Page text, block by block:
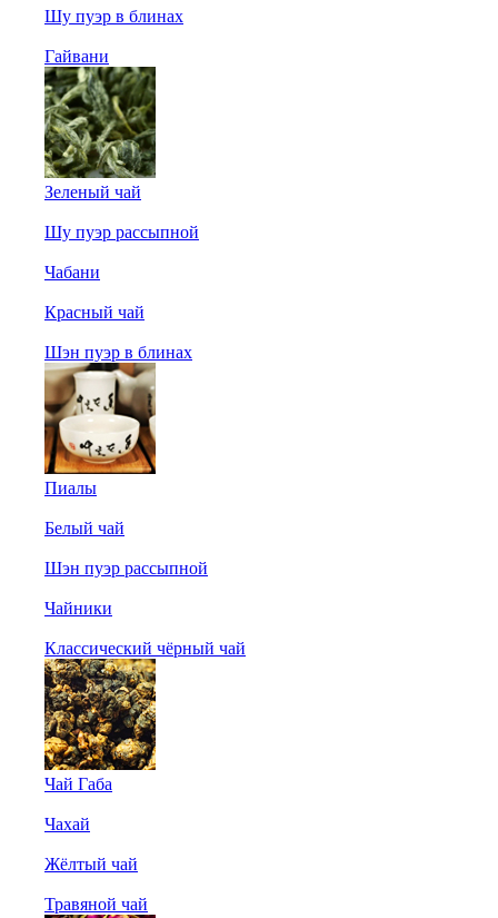
Шу пуэр в блинах
Гайвани
Зеленый чай
Шу пуэр рассыпной
Чабани
Красный чай
Шэн пуэр в блинах
Пиалы
Белый чай
Шэн пуэр рассыпной
Чайники
Классический чёрный чай
Чай Габа
Чахай
Жёлтый чай
Травяной чай